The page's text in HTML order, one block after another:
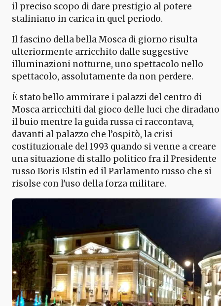
il preciso scopo di dare prestigio al potere
staliniano in carica in quel periodo.
Il fascino della bella Mosca di giorno risulta
ulteriormente arricchito dalle suggestive
illuminazioni notturne, uno spettacolo nello
spettacolo, assolutamente da non perdere.
È stato bello ammirare i palazzi del centro di
Mosca arricchiti dal gioco delle luci che diradano
il buio mentre la guida russa ci raccontava,
davanti al palazzo che l’ospitò, la crisi
costituzionale del 1993 quando si venne a creare
una situazione di stallo politico fra il Presidente
russo Boris Elstin ed il Parlamento russo che si
risolse con l'uso della forza militare.